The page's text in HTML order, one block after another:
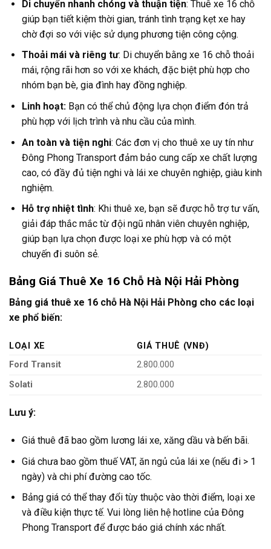
Di chuyển nhanh chóng và thuận tiện: Thuê xe 16 chỗ
giúp bạn tiết kiệm thời gian, tránh tình trạng kẹt xe hay
chờ đợi so với việc sử dụng phương tiện công cộng.
Thoải mái và riêng tư: Di chuyển bằng xe 16 chỗ thoải
mái, rộng rãi hơn so với xe khách, đặc biệt phù hợp cho
nhóm bạn bè, gia đình hay đồng nghiệp.
Linh hoạt:Bạn có thể chủ động lựa chọn điểm đón trả
phù hợp với lịch trình và nhu cầu của mình.
An toàn và tiện nghi: Các đơn vị cho thuê xe uy tín như
Đông Phong Transport đảm bảo cung cấp xe chất lượng
cao, có đầy đủ tiện nghi và lái xe chuyên nghiệp, giàu kinh
nghiệm.
Hỗ trợ nhiệt tình: Khi thuê xe, bạn sẽ được hỗ trợ tư vấn,
giải đáp thắc mắc từ đội ngũ nhân viên chuyên nghiệp,
giúp bạn lựa chọn được loại xe phù hợp và có một
chuyến đi suôn sẻ.
Bảng Giá Thuê Xe 16 Chỗ Hà Nội Hải Phòng
Bảng giá thuê xe 16 chỗ Hà Nội Hải Phòng cho các loại
xe phổ biến:
LOẠI XE
GIÁ THUÊ (VNĐ)
Ford Transit
2.800.000
Solati
2.800.000
Lưu ý:
Giá thuê đã bao gồm lương lái xe, xăng dầu và bến bãi.
Giá chưa bao gồm thuế VAT, ăn ngủ của lái xe (nếu đi > 1
ngày) và chi phí đường cao tốc.
Bảng giá có thể thay đổi tùy thuộc vào thời điểm, loại xe
và điều kiện thực tế. Vui lòng liên hệ hotline của Đông
Phong Transport để được báo giá chính xác nhất.